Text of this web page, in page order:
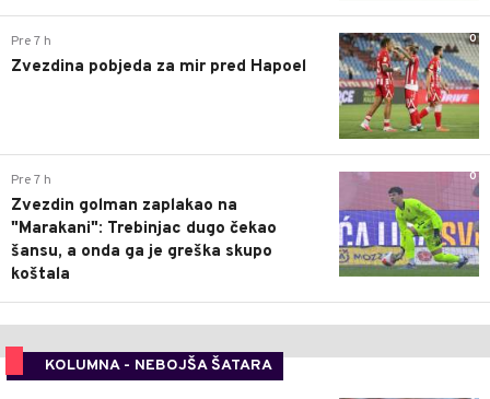
0
Pre 7 h
Zvezdina pobjeda za mir pred Hapoel
0
Pre 7 h
Zvezdin golman zaplakao na
"Marakani": Trebinjac dugo čekao
šansu, a onda ga je greška skupo
koštala
KOLUMNA - NEBOJŠA ŠATARA